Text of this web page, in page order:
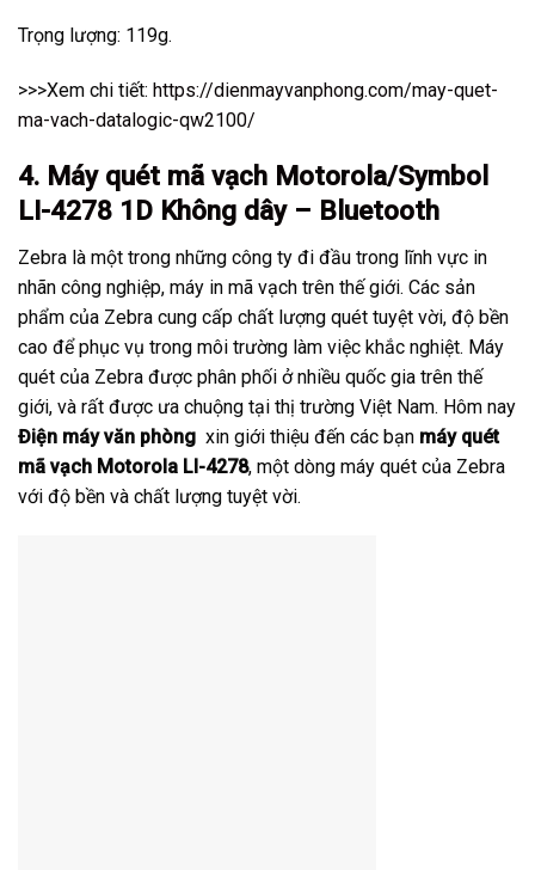
Trọng lượng: 119g.
>>>Xem chi tiết: https://dienmayvanphong.com/may-quet-
ma-vach-datalogic-qw2100/
4. Máy quét mã vạch Motorola/Symbol
LI-4278 1D Không dây – Bluetooth
Zebra là một trong những công ty đi đầu trong lĩnh vực in
nhãn công nghiệp, máy in mã vạch trên thế giới. Các sản
phẩm của Zebra cung cấp chất lượng quét tuyệt vời, độ bền
cao để phục vụ trong môi trường làm việc khắc nghiệt. Máy
quét của Zebra được phân phối ở nhiều quốc gia trên thế
giới, và rất được ưa chuộng tại thị trường Việt Nam. Hôm nay
Điện máy văn phòng xin giới thiệu đến các bạn máy quét
mã vạch Motorola LI-4278, một dòng máy quét của Zebra
với độ bền và chất lượng tuyệt vời.